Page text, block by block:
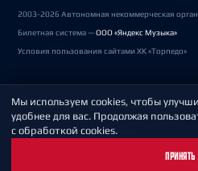
2003-2026 Автономная некоммерческая
Билетная система —ООО «Яндекс Музыка»
Условия пользования сайтами ХК «Торпедо»
Политика обработки персональных данных
Пользовательское соглашение
Мы используем cookies, чтобы
удобнее для вас. Продолжая
с обработкой cookies.
ПРИНЯТЬ